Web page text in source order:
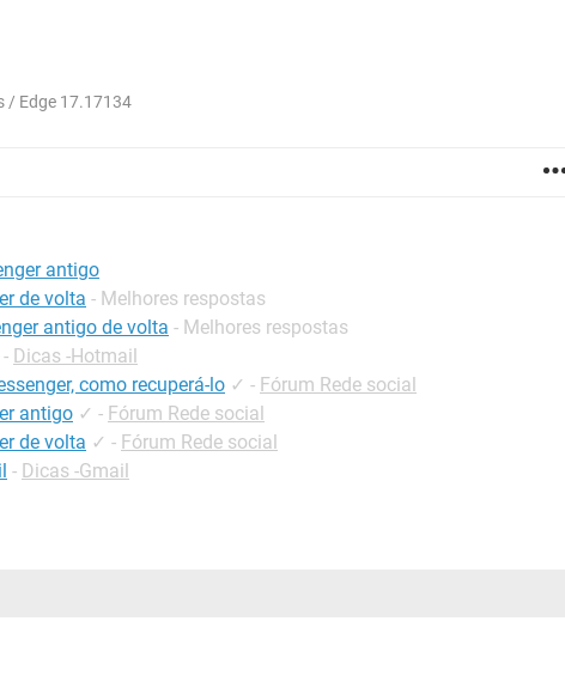
/ Edge 17.17134
antigo
de volta - Melhores respostas
antigo de volta - Melhores respostas
- Dicas -Hotmail
como recuperá-lo ✓ - Fórum Rede social
antigo ✓ - Fórum Rede social
de volta ✓ - Fórum Rede social
- Dicas -Gmail